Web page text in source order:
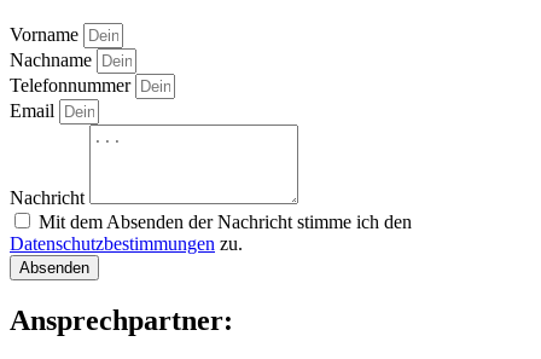
Vorname
Nachname
Telefonnummer
Email
Nachricht
Mit dem Absenden der Nachricht stimme ich den
Datenschutzbestimmungen zu.
Absenden
Ansprechpartner: